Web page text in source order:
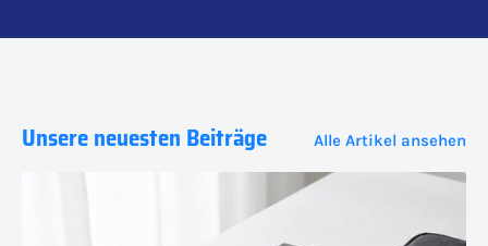
Unsere neuesten Beiträge Alle Artikel ansehen